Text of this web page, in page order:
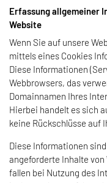
Erfassung allgemeiner
Website
Wenn Sie auf unsere
mittels eines Cookies
Diese Informationen
Webbrowsers, das
Domainnamen Ihres
Hierbei handelt es sich
keine Rückschlüsse auf
Diese Informationen
angeforderte Inhalte
fallen bei Nutzung des